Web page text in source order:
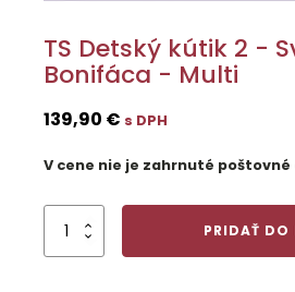
TS Detský kútik 2 -
Bonifáca - Multi
139,90 € s DPH
V cene nie je zahrnuté poštovné
množstvo
PRIDAŤ DO